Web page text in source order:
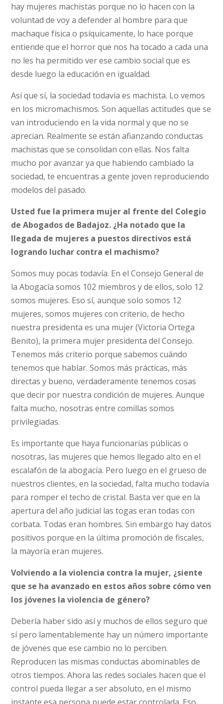
hay mujeres machistas porque no lo hacen con la
voluntad de voy a defender al hombre para que
machaque física o psíquicamente, lo hace porque
entiende que el horror que nos ha tocado a cada una
no les ha permitido ver ese cambio social que es
desde luego la educación en igualdad.
Así que sí, la sociedad todavía es machista. Lo vemos
en los micromachismos. Son aquellas actitudes que se
van introduciendo en la vida normal y que no se
aprecian. Realmente se están afianzando conductas
machistas que se consolidan con ellas. Nos falta
mucho por avanzar ya que habiendo cambiado la
sociedad, te encuentras a gente joven reproduciendo
modelos del pasado.
Usted fue la primera mujer al frente del Colegio
de Abogados de Badajoz. ¿Ha notado que la
llegada de mujeres a puestos directivos está
logrando luchar contra el machismo?
Somos muy pocas todavía. En el Consejo General de
la Abogacía somos 102 miembros y de ellos, solo 12
somos mujeres. Eso sí, aunque solo somos 12
mujeres, somos mujeres con criterio, de hecho
nuestra presidenta es una mujer (Victoria Ortega
Benito), la primera mujer presidenta del Consejo.
Tenemos más criterio porque sabemos cuándo
tenemos que hablar. Somos más prácticas, más
directas y bueno, verdaderamente tenemos cosas
que decir por nuestra condición de mujeres. Aunque
falta mucho, nosotras entre comillas somos
privilegiadas.
Es importante que haya funcionarias públicas o
nosotras, las mujeres que hemos llegado alto en el
escalafón de la abogacía. Pero luego en el grueso de
nuestros clientes, en la sociedad, falta mucho todavía
para romper el techo de cristal. Basta ver que en la
apertura del año judicial las togas eran todas con
corbata. Todas eran hombres. Sin embargo hay datos
positivos porque en la última promoción de fiscales,
la mayoría eran mujeres.
Volviendo a la violencia contra la mujer, ¿siente
que se ha avanzado en estos años sobre cómo ven
los jóvenes la violencia de género?
Debería haber sido así y muchos de ellos seguro que
sí pero lamentablemente hay un número importante
de jóvenes que ese cambio no lo perciben.
Reproducen las mismas conductas abominables de
otros tiempos. Ahora las redes sociales hacen que el
control pueda llegar a ser absoluto, en el mismo